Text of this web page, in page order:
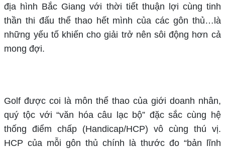
địa hình Bắc Giang với thời tiết thuận lợi cùng tinh
thần thi đấu thể thao hết mình của các gôn thủ…là
những yếu tố khiến cho giải trở nên sôi động hơn cả
mong đợi.
Golf được coi là môn thể thao của giới doanh nhân,
quý tộc với “văn hóa câu lạc bộ” đặc sắc cùng hệ
thống điểm chấp (Handicap/HCP) vô cùng thú vị.
HCP của mỗi gôn thủ chính là thước đo “bản lĩnh